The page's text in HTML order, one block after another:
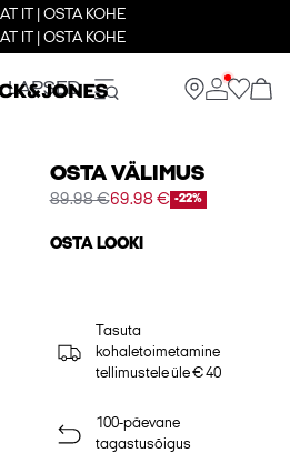
IT | OSTA KOHE
IT | OSTA KOHE
LAPSED
OSTA VÄLIMUS
89.98 €69.98 € -22%
OSTA LOOKI
Tasuta
kohaletoimetamine
tellimustele üle € 40
100-päevane
tagastusõigus